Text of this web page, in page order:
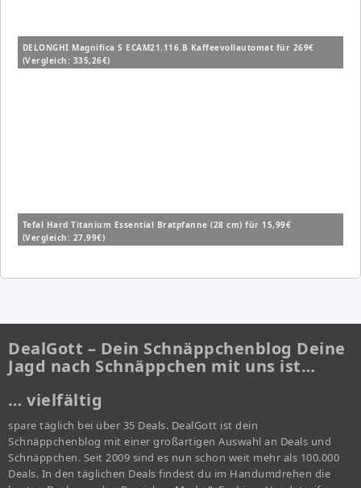
DELONGHI Magnifica S ECAM21.116.B Kaffeevollautomat für 269€
(Vergleich: 335,26€)
Tefal Hard Titanium Essential Bratpfanne (28 cm) für 15,99€
(Vergleich: 27,99€)
DealGott – Dein Schnäppchenblog Deine
Jagd nach Schnäppchen mit uns ist…
… vielfältig
spare täglich bei über 35 Deals. DealGott ist dein
Schnäppchenblog mit einer großartigen Auswahl an Deals und
Schnäppchen. Seit 2009 sind es nun schon weit mehr als 100.000
Deals. In den täglichen Deals findest du im Handumdrehen die